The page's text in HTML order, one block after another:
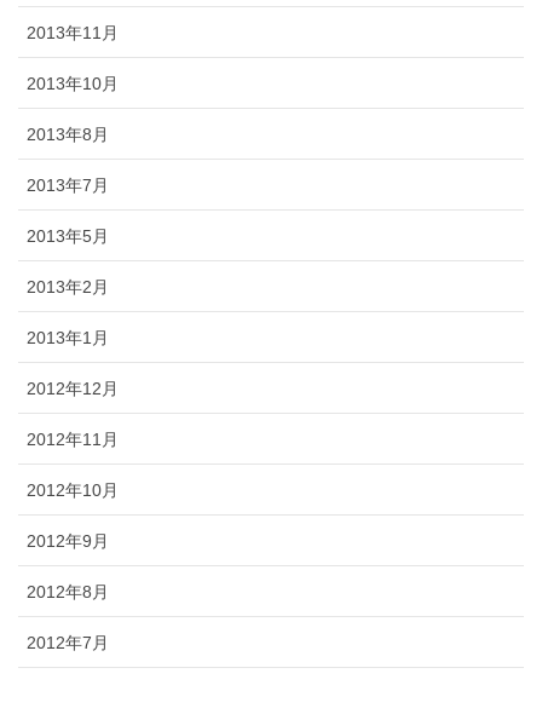
2013年11月
2013年10月
2013年8月
2013年7月
2013年5月
2013年2月
2013年1月
2012年12月
2012年11月
2012年10月
2012年9月
2012年8月
2012年7月